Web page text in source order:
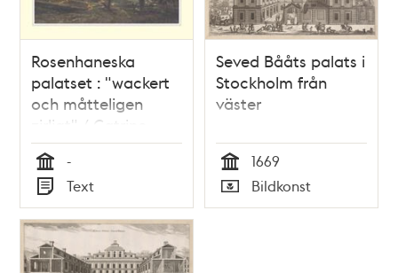
Rosenhaneska
palatset : "wackert
och måtteligen
zirligt" / Catrine
Arvidsson
Tid
-
Typ
Text
Seved Bååts palats i
Stockholm från
väster
Tid
1669
Typ
Bildkonst